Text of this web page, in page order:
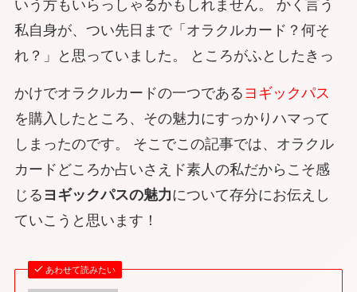
いう方もいらっしゃるかもしれません。 かく言う
私自身が、つい先日まで「オラクルカード？何そ
れ？」
と思っていました。 ところがふとしたきっ
かけでオラクルカードの一つである ヨギックパス
を購入したところ、その魅力にすっかりハマって
しまったのです。 そこでこの記事では、 オラクル
カードどころか占いさえド素人の私だからこそ感
じる ヨギックパスの魅力について存分にお伝えし
ていこうと思います！
あわせて読みたい